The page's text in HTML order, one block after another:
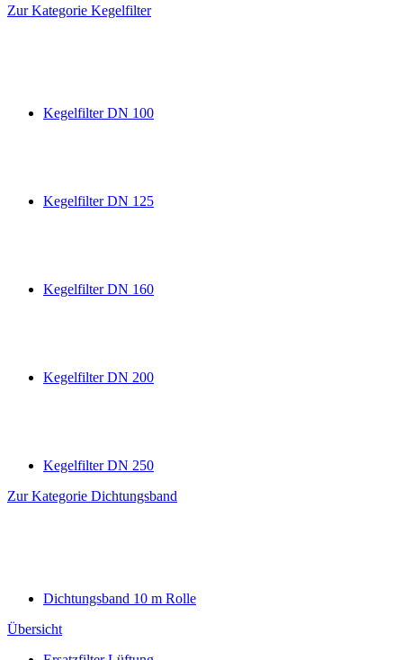
Zur Kategorie Kegelfilter
Kegelfilter DN 100
Kegelfilter DN 125
Kegelfilter DN 160
Kegelfilter DN 200
Kegelfilter DN 250
Zur Kategorie Dichtungsband
Dichtungsband 10 m Rolle
Übersicht